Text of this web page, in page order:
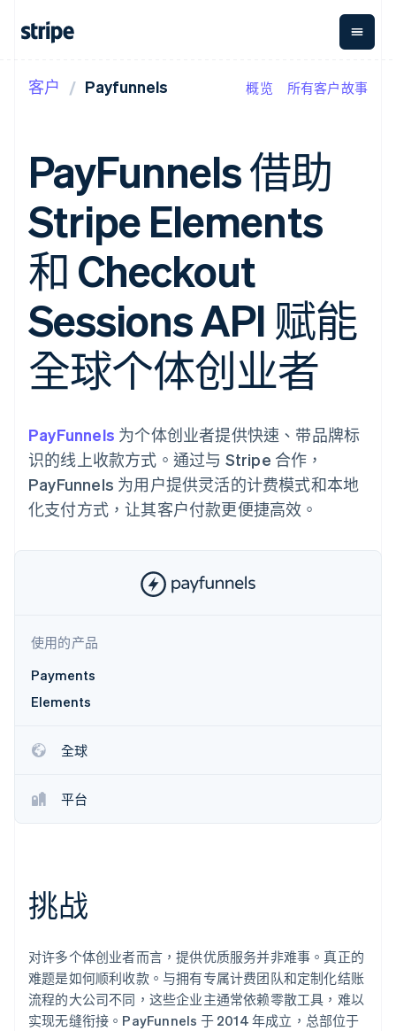
支付
在线支付
Managed
Payments
方案
Payment links
无代码支付
Checkout
面
Elements
灵活的 UI 组件
支付方式
支持 125 种以
Boost
支付成功率优
化
Link
加速结账
营收
经常性收入
Metronome
按用量计费
Subscriptions
订阅管理
一次性或定期
账单
销售税和增值
税自动化
Revenue
Recognition
会计自动化
Data Pipeline
数据同步
资金管
Global
Payouts
方打款
Crypto
发卡基
础设施
平台
Product roadmap
Radar
欺诈防范
Atlas
按企业阶段
按应用场景
加密货币
电子商务
财务自动化
全球化企业
交易市场
资金管理
平台
按行业
AI 企业
游戏
保险
媒体与娱乐
文档
Stripe Apps
接受线上付款
构建平台或交易市场
管理订阅
发行稳定币支持的支付卡
通过智能体配置和管理服
务
资源
应用集成
代码示例
API 状态
学习
支持
获取支持
托管支持方案
公司
招聘
资讯中心
Stripe Press
联系销售
成为合作伙伴
客户 Payfunnels 概览 所有客户故事
PayFunnels 借助
Stripe Elements
和 Checkout
Sessions API 赋能
全球个体创业者
PayFunnels 为个体创业者提供快速、带品牌标
识的线上收款方式。通过与 Stripe 合作，
PayFunnels 为用户提供灵活的计费模式和本地
化支付方式，让其客户付款更便捷高效。
使用的产品
Payments
Elements
全球
平台
挑战
对许多个体创业者而言，提供优质服务并非难事。真正的
难题是如何顺利收款。与拥有专属计费团队和定制化结账
流程的大公司不同，这些企业主通常依赖零散工具，难以
实现无缝衔接。PayFunnels 于 2014 年成立，总部位于